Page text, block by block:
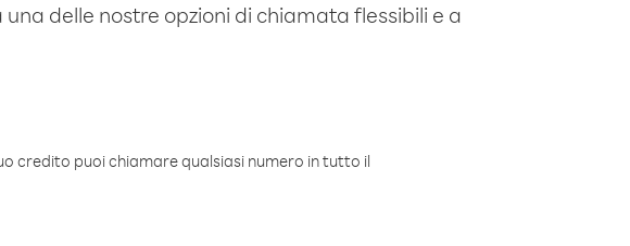
delle nostre opzioni di chiamata flessibili e a
credito puoi chiamare qualsiasi numero in tutto il